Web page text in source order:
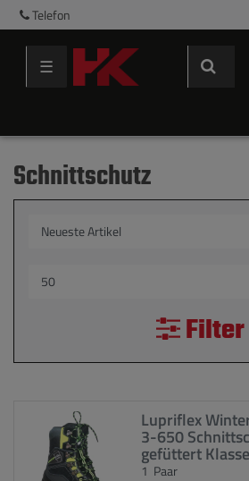
Telefon
☰
Schnittschutz
Filter
Lupriflex
3-650
gefüttert
1 Paar